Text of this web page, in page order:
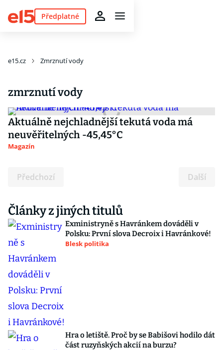
Předplatné
e15.cz Zmrznutí vody
zmrznutí vody
Aktuálně nejchladnější tekutá voda má
neuvěřitelných -45,45°C
Magazín
Předchozí Další
Články z jiných titulů
Exministryně s Havránkem dováděli v
Polsku: První slova Decroix i Havránkové!
Blesk politika
Hra o letiště. Proč by se Babišovi hodilo dát
část ruzyňských akcií na burzu?